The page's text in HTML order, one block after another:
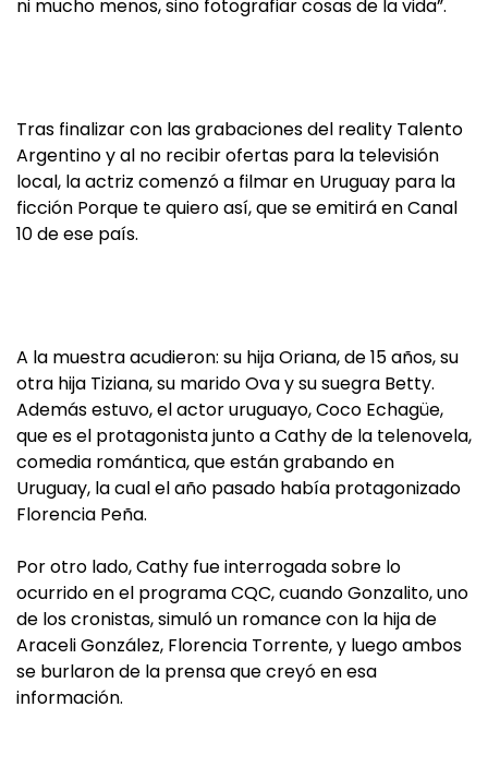
ni mucho menos, sino fotografiar cosas de la vida”.
Tras finalizar con las grabaciones del reality Talento
Argentino y al no recibir ofertas para la televisión
local, la actriz comenzó a filmar en Uruguay para la
ficción Porque te quiero así, que se emitirá en Canal
10 de ese país.
A la muestra acudieron: su hija Oriana, de 15 años, su
otra hija Tiziana, su marido Ova y su suegra Betty.
Además estuvo, el actor uruguayo, Coco Echagüe,
que es el protagonista junto a Cathy de la telenovela,
comedia romántica, que están grabando en
Uruguay, la cual el año pasado había protagonizado
Florencia Peña.
Por otro lado, Cathy fue interrogada sobre lo
ocurrido en el programa CQC, cuando Gonzalito, uno
de los cronistas, simuló un romance con la hija de
Araceli González, Florencia Torrente, y luego ambos
se burlaron de la prensa que creyó en esa
información.